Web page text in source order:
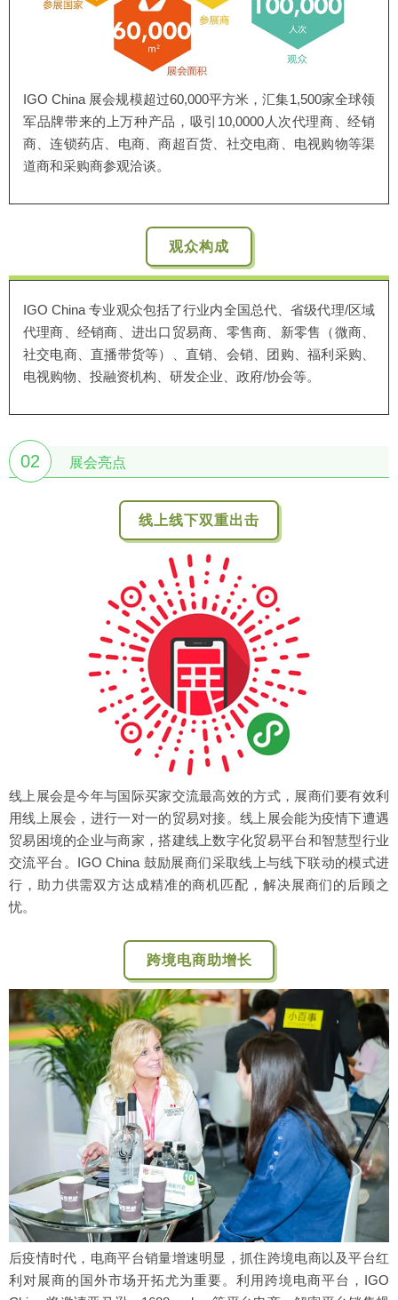
IGO China 展会规模超过60,000平方米，汇集1,500家全球领
军品牌带来的上万种产品，吸引10,0000人次代理商、经销
商、连锁药店、电商、商超百货、社交电商、电视购物等渠
道商和采购商参观洽谈。
观众构成
IGO China 专业观众包括了行业内全国总代、省级代理/区域
代理商、经销商、进出口贸易商、零售商、新零售（微商、
社交电商、直播带货等）、直销、会销、团购、福利采购、
电视购物、投融资机构、研发企业、政府/协会等。
02 展会亮点
线上线下双重出击
线上展会是今年与国际买家交流最高效的方式，展商们要有效利
用线上展会，进行一对一的贸易对接。线上展会能为疫情下遭遇
贸易困境的企业与商家，搭建线上数字化贸易平台和智慧型行业
交流平台。IGO China 鼓励展商们采取线上与线下联动的模式进
行，助力供需双方达成精准的商机匹配，解决展商们的后顾之
忧。
跨境电商助增长
后疫情时代，电商平台销量增速明显，抓住跨境电商以及平台红
利对展商的国外市场开拓尤为重要。利用跨境电商平台，IGO